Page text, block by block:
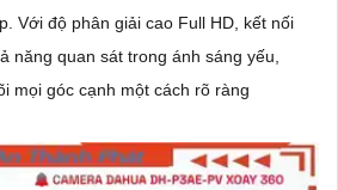
năng quan sát trong ánh sáng yếu,
mọi góc cạnh một cách rõ ràng